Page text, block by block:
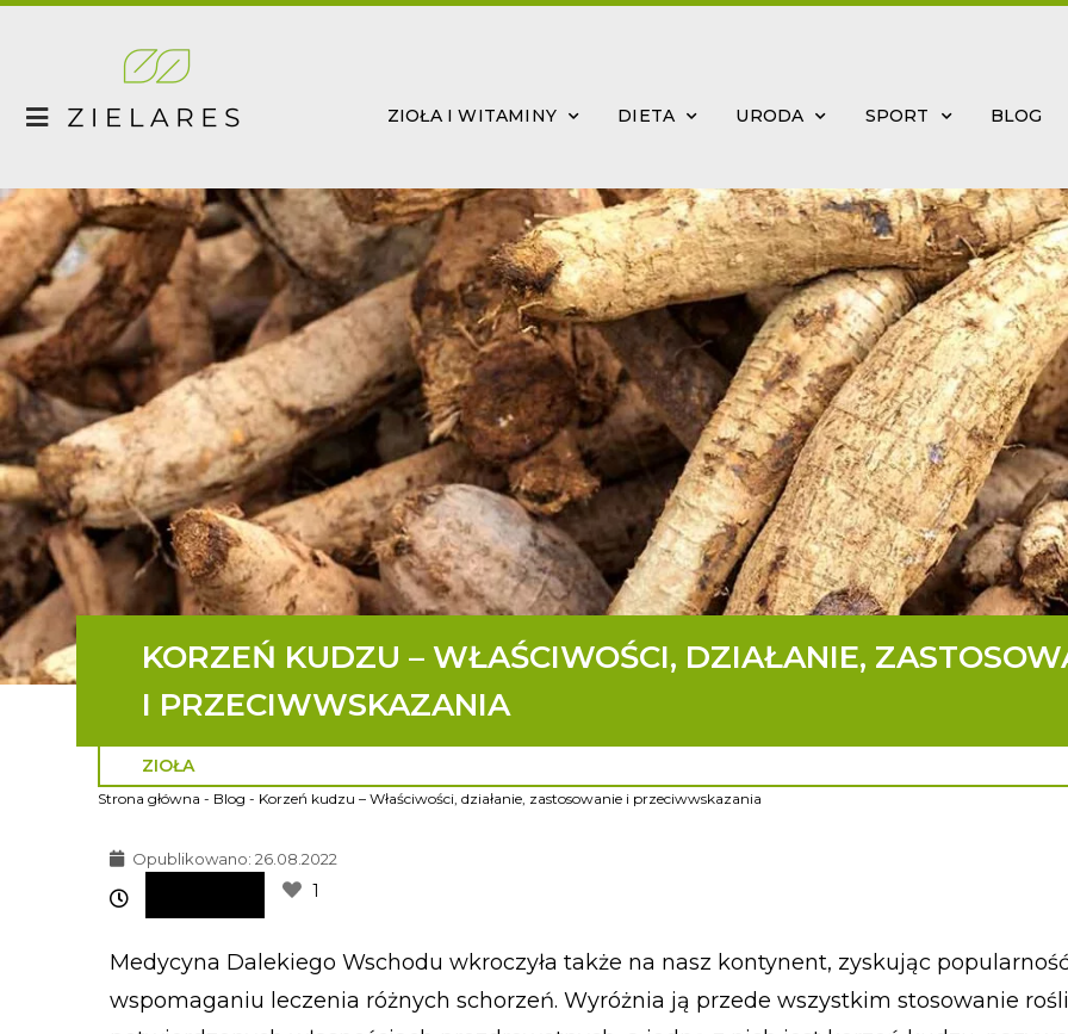
ZIOŁA I WITAMINY DIETA URODA SPORT BLOG
KORZEŃ KUDZU – WŁAŚCIWOŚCI, DZIAŁANIE,
I PRZECIWWSKAZANIA
ZIOŁA
Strona główna - Blog - Korzeń kudzu – Właściwości, działanie, zastosowanie i przeciwwskazania
Opublikowano: 26.08.2022
1
Medycyna Dalekiego Wschodu wkroczyła także na nasz kontynent, zyskując
wspomaganiu leczenia różnych schorzeń. Wyróżnia ją przede wszystkim stosowanie